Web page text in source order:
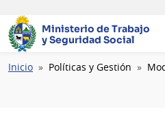
Ministerio de Trabajo
y Seguridad Social
Ruta
Inicio Políticas y Gestión